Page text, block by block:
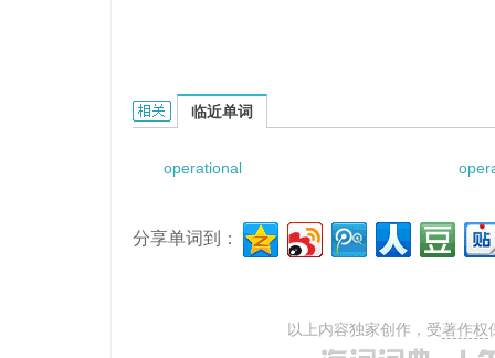
Operational Missile Analysis Data System的相关
临近单词
operational
分享单词到：
以上内容独家创作，受著作权